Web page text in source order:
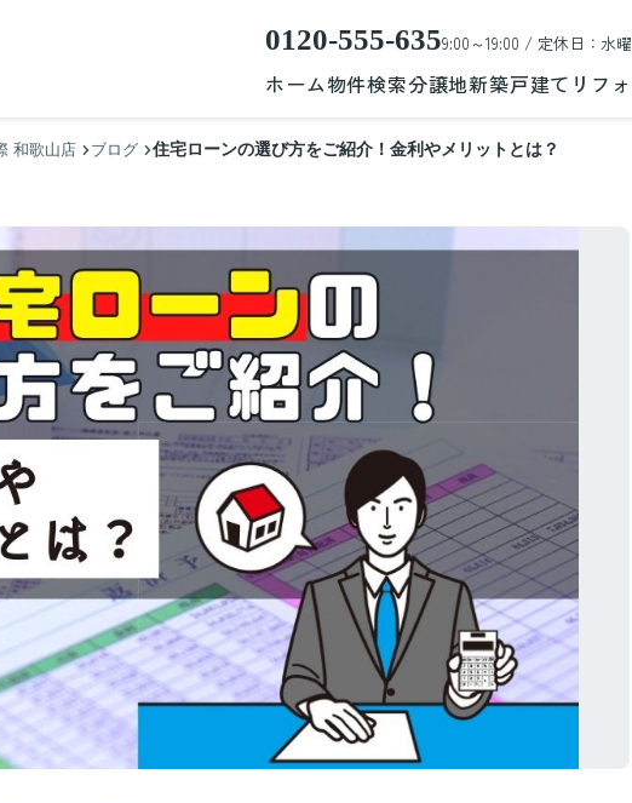
0120-555-6359:00～19:00 / 定休日：水曜
ホーム物件検索分譲地新築戸建て リフ
和歌山店 ブログ 住宅ローンの選び方をご紹介！金利やメリットとは？